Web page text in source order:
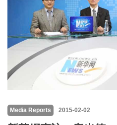
Media Reports 2015-02-02